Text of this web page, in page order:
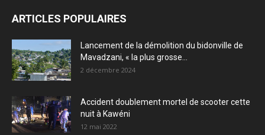
ARTICLES POPULAIRES
Lancement de la démolition du bidonville de
Mavadzani, « la plus grosse...
2 décembre 2024
Accident doublement mortel de scooter cette
nuit à Kawéni
12 mai 2022